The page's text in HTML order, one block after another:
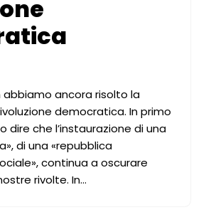
abbiamo ancora risolto la
democratica. In primo
dire che l’instaurazione di una
di una «repubblica
continua a oscurare
rivolte. In…